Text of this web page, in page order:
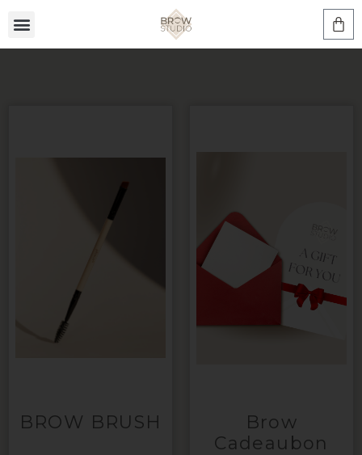
BROW BRUSH
Brow
Cadeaubon